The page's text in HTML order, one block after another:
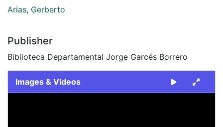
Arias, Gerberto
Publisher
Biblioteca Departamental Jorge Garcés Borrero
Images & Videos